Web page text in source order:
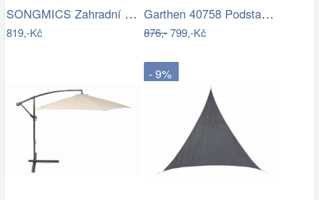
SONGMICS Zahradní slunečník Royal…
819,-Kč
Garthen 40758 Podstavec na slunečník…
876,-799,-Kč
- 9%